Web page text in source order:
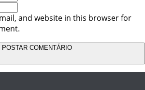
and website in this browser for